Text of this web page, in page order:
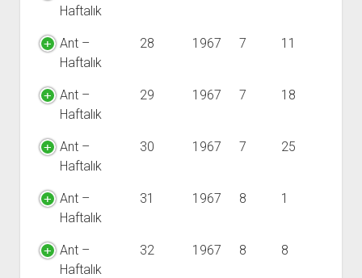
Haftalık
Ant –
Haftalık
28 1967 7 11
Ant –
Haftalık
29 1967 7 18
Ant –
Haftalık
30 1967 7 25
Ant –
Haftalık
31 1967 8 1
Ant –
Haftalık
32 1967 8 8